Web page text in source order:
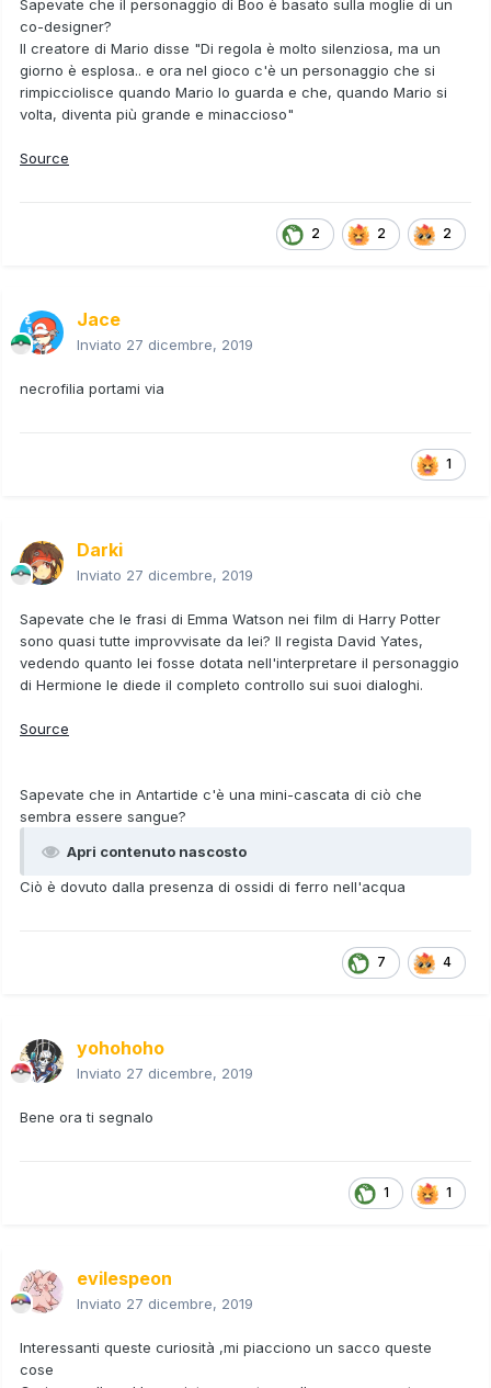
Sapevate che il personaggio di Boo è basato sulla moglie di un
co-designer?
Il creatore di Mario disse "Di regola è molto silenziosa, ma un
giorno è esplosa.. e ora nel gioco c'è un personaggio che si
rimpicciolisce quando Mario lo guarda e che, quando Mario si
volta, diventa più grande e minaccioso"
Source
2 2 2
Jace
Inviato 27 dicembre, 2019
necrofilia portami via
1
Darki
Inviato 27 dicembre, 2019
Sapevate che le frasi di Emma Watson nei film di Harry Potter
sono quasi tutte improvvisate da lei? Il regista David Yates,
vedendo quanto lei fosse dotata nell'interpretare il personaggio
di Hermione le diede il completo controllo sui suoi dialoghi.
Source
Sapevate che in Antartide c'è una mini-cascata di ciò che
sembra essere sangue?
Apri contenuto nascosto
Ciò è dovuto dalla presenza di ossidi di ferro nell'acqua
7 4
yohohoho
Inviato 27 dicembre, 2019
Bene ora ti segnalo
1 1
evilespeon
Inviato 27 dicembre, 2019
Interessanti queste curiosità ,mi piacciono un sacco queste
cose